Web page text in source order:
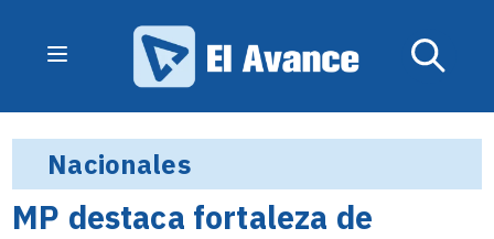
Nacionales
MP destaca fortaleza de